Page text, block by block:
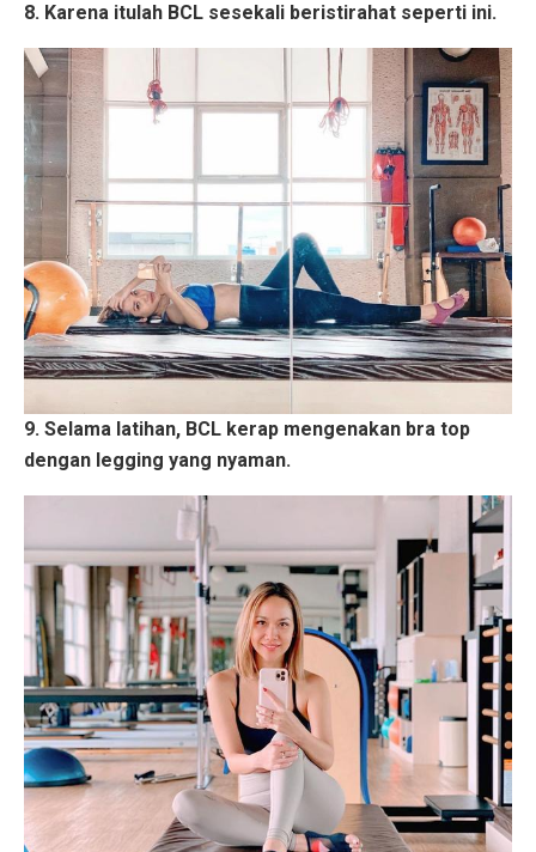
8. Karena itulah BCL sesekali beristirahat seperti ini.
9. Selama latihan, BCL kerap mengenakan bra top
dengan legging yang nyaman.